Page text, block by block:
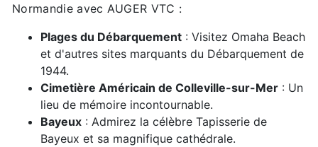
Normandie avec AUGER VTC :
Plages du Débarquement : Visitez Omaha Beach
et d'autres sites marquants du Débarquement de
1944.
Cimetière Américain de Colleville-sur-Mer : Un
lieu de mémoire incontournable.
Bayeux : Admirez la célèbre Tapisserie de
Bayeux et sa magnifique cathédrale.